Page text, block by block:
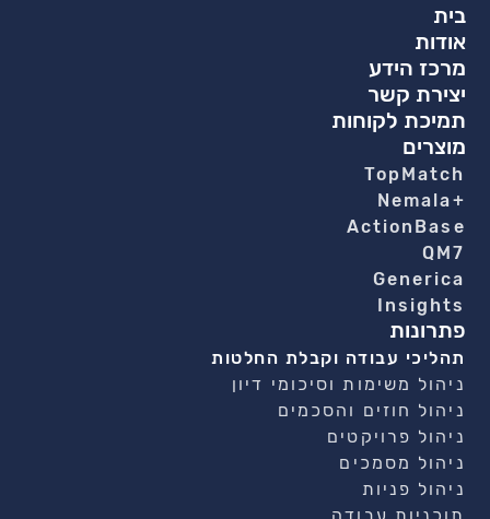
בית
אודות
מרכז הידע
יצירת קשר
תמיכת לקוחות
מוצרים
TopMatch
+Nemala
ActionBase
QM7
Generica
Insights
פתרונות
תהליכי עבודה וקבלת החלטות
ניהול משימות וסיכומי דיון
ניהול חוזים והסכמים
ניהול פרויקטים
ניהול מסמכים
ניהול פניות